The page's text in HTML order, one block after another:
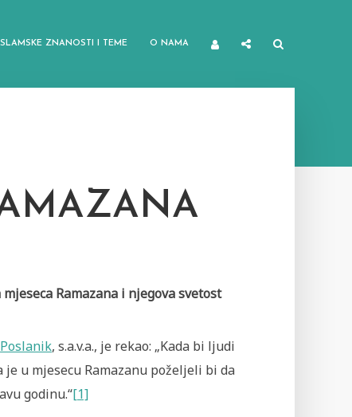
ISLAMSKE ZNANOSTI I TEME O NAMA
Ramazana i njegova svetost
Poslanik, s.a.v.a., je rekao: „Kada bi ljudi
je u mjesecu Ramazanu poželjeli bi da
godinu.“[1]